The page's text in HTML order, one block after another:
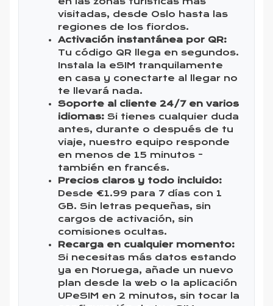
visitadas, desde Oslo hasta las
regiones de los fiordos.
Activación instantánea por QR:
Tu código QR llega en segundos.
Instala la eSIM tranquilamente
en casa y conectarte al llegar no
te llevará nada.
Soporte al cliente 24/7 en varios
idiomas: Si tienes cualquier duda
antes, durante o después de tu
viaje, nuestro equipo responde
en menos de 15 minutos -
también en francés.
Precios claros y todo incluido:
Desde €1.99 para 7 días con 1
GB. Sin letras pequeñas, sin
cargos de activación, sin
comisiones ocultas.
Recarga en cualquier momento:
Si necesitas más datos estando
ya en Noruega, añade un nuevo
plan desde la web o la aplicación
UPeSIM en 2 minutos, sin tocar la